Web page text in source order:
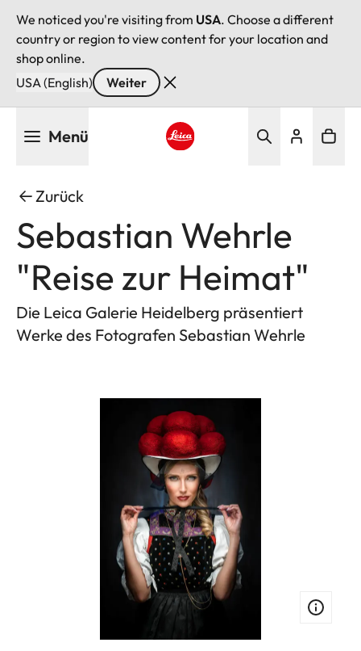
We noticed you're visiting from USA. Choose a different
country or region to view content for your location and
shop online.
USA (English)
Weiter
Menü
Zurück
Sebastian Wehrle
"Reise zur Heimat"
Die Leica Galerie Heidelberg präsentiert
Werke des Fotografen Sebastian Wehrle